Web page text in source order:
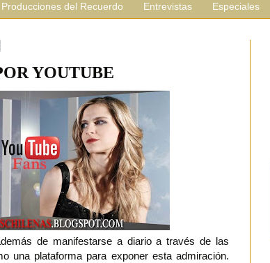
Producciones del Recuerdo Entrevistas Especiales
YOUTUBE
de manifestarse a diario a través de las
una plataforma para exponer esta admiración.